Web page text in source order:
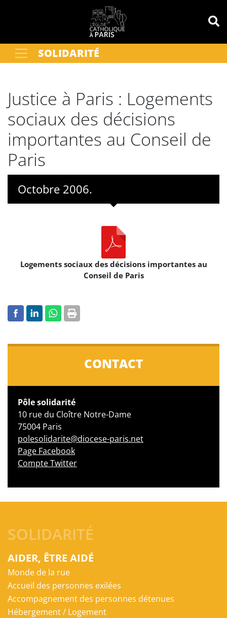
Votre rechercheSOLIDARITÉ
Justice à Paris : Logements
sociaux des décisions
importantes au Conseil de
Paris
Octobre 2006.
Logements sociaux des décisions importantes au
Conseil de Paris
CONTACT
Pôle solidarité
10 rue du Cloître Notre-Dame
75004 Paris
polesolidarite@diocese-paris.net
Page Facebook
Compte Twitter
SOLIDARITÉ
AIDER, ÊTRE AIDÉ
Monde de la rue
Accueil des personnes exilées
Accompagnement des personnes détenues
Hébergement / Logement
Panneau de gestion des cookies